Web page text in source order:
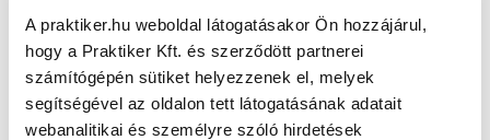
A praktiker.hu weboldal látogatásakor Ön hozzájárul,
hogy a Praktiker Kft. és szerződött partnerei
számítógépén sütiket helyezzenek el, melyek
segítségével az oldalon tett látogatásának adatait
webanalitikai és személyre szóló hirdetések
Oldal újratöltése